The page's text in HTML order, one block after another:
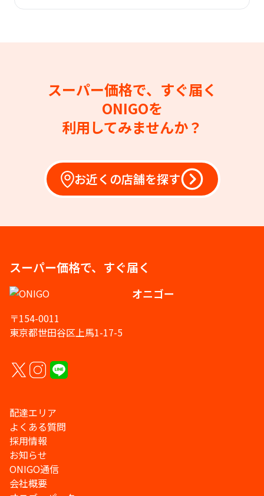
スーパー価格で、すぐ届く
ONIGOを
利用してみませんか？
お近くの店舗を探す
スーパー価格で、すぐ届く
オニゴー
〒154-0011
東京都世田谷区上馬1-17-5
配達エリア
よくある質問
採用情報
お知らせ
ONIGO通信
会社概要